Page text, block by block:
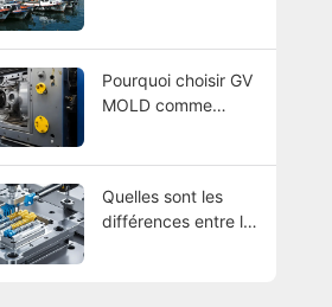
Pourquoi choisir GV
MOLD comme
Quelles sont les
différences entre le